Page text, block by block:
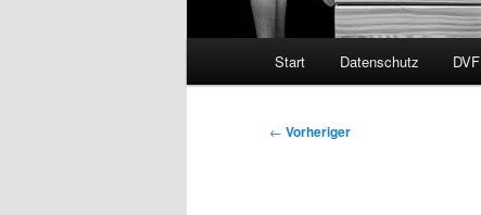
Start Datenschutz DVF
Beitragsnavigation
← Vorheriger